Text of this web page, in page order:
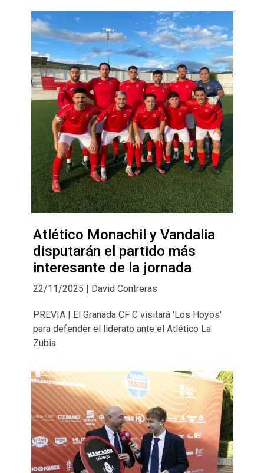
Atlético Monachil y Vandalia
disputarán el partido más
interesante de la jornada
22/11/2025 | David Contreras
PREVIA | El Granada CF C visitará 'Los Hoyos'
para defender el liderato ante el Atlético La
Zubia